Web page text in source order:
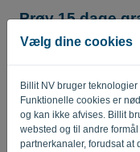
Vælg dine cookies
Billit NV bruger
Funktionelle cookies er
og kan ikke afvises. Billit
websted og til andre
partnerkanaler, forudsat at
Prøv 15 dage
Firmanavn*
Virksomhedens e-